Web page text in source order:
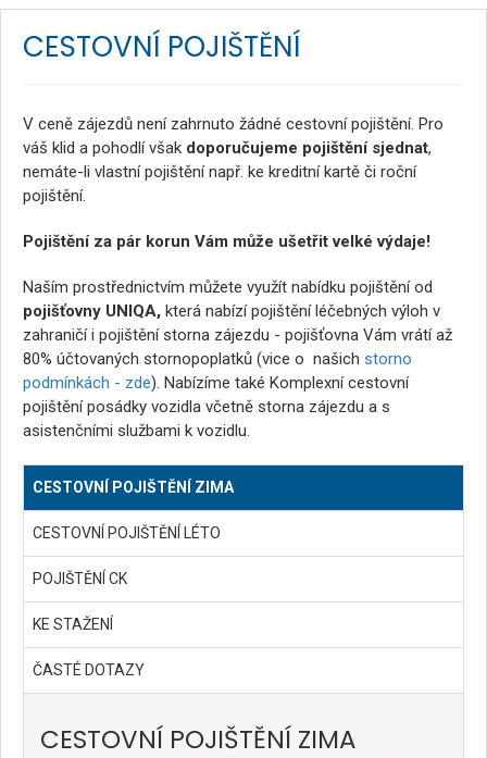
CESTOVNÍ POJIŠTĚNÍ
V ceně zájezdů není zahrnuto žádné cestovní pojištění. Pro
váš klid a pohodlí však doporučujeme pojištění sjednat,
nemáte-li vlastní pojištění např. ke kreditní kartě či roční
pojištění.
Pojištění za pár korun Vám může ušetřit velké výdaje!
Naším prostřednictvím můžete využít nabídku pojištění od
pojišťovny UNIQA, která nabízí pojištění léčebných výloh v
zahraničí i pojištění storna zájezdu - pojišťovna Vám vrátí až
80% účtovaných stornopoplatků (vice o našich storno
podmínkách - zde). Nabízíme také Komplexní cestovní
pojištění posádky vozidla včetně storna zájezdu a s
asistenčními službami k vozidlu.
CESTOVNÍ POJIŠTĚNÍ ZIMA
CESTOVNÍ POJIŠTĚNÍ LÉTO
POJIŠTĚNÍ CK
KE STAŽENÍ
ČASTÉ DOTAZY
CESTOVNÍ POJIŠTĚNÍ ZIMA